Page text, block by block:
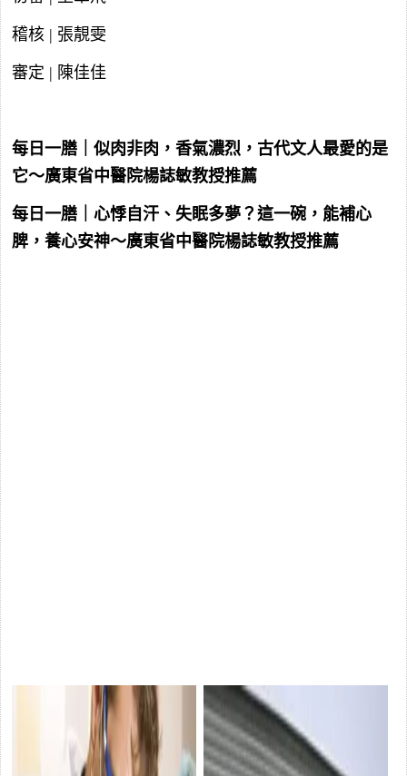
稽核 | 張靚雯
審定 | 陳佳佳
每日一膳｜似肉非肉，香氣濃烈，古代文人最愛的是
它～廣東省中醫院楊誌敏教授推薦
每日一膳｜心悸自汗、失眠多夢？這一碗，能補心
脾，養心安神～廣東省中醫院楊誌敏教授推薦